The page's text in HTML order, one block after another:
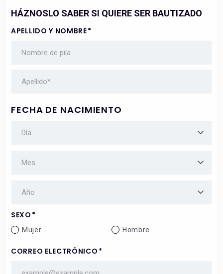
HÁZNOSLO SABER SI QUIERE SER BAUTIZADO
APELLIDO Y NOMBRE*
FECHA DE NACIMIENTO
SEXO *
Mujer Hombre
CORREO ELECTRÓNICO *